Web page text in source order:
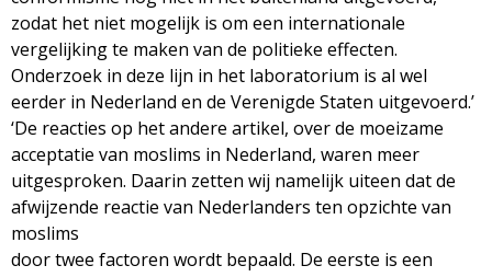
zodat het niet mogelijk is om een internationale
vergelijking te maken van de politieke effecten.
Onderzoek in deze lijn in het laboratorium is al wel
eerder in Nederland en de Verenigde Staten uitgevoerd.’
‘De reacties op het andere artikel, over de moeizame
acceptatie van moslims in Nederland, waren meer
uitgesproken. Daarin zetten wij namelijk uiteen dat de
afwijzende reactie van Nederlanders ten opzichte van
moslims
door twee factoren wordt bepaald. De eerste is een